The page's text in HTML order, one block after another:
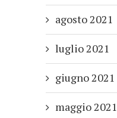
agosto 2021
luglio 2021
giugno 2021
maggio 2021